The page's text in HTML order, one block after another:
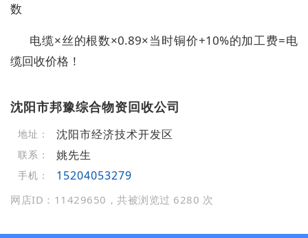
数
电缆×丝的根数×0.89×当时铜价+10%的加工费=电
缆回收价格！
沈阳市邦豫综合物资回收公司
地址： 沈阳市经济技术开发区
联系： 姚先生
手机： 15204053279
网店ID：11429650，共被浏览过 6280 次